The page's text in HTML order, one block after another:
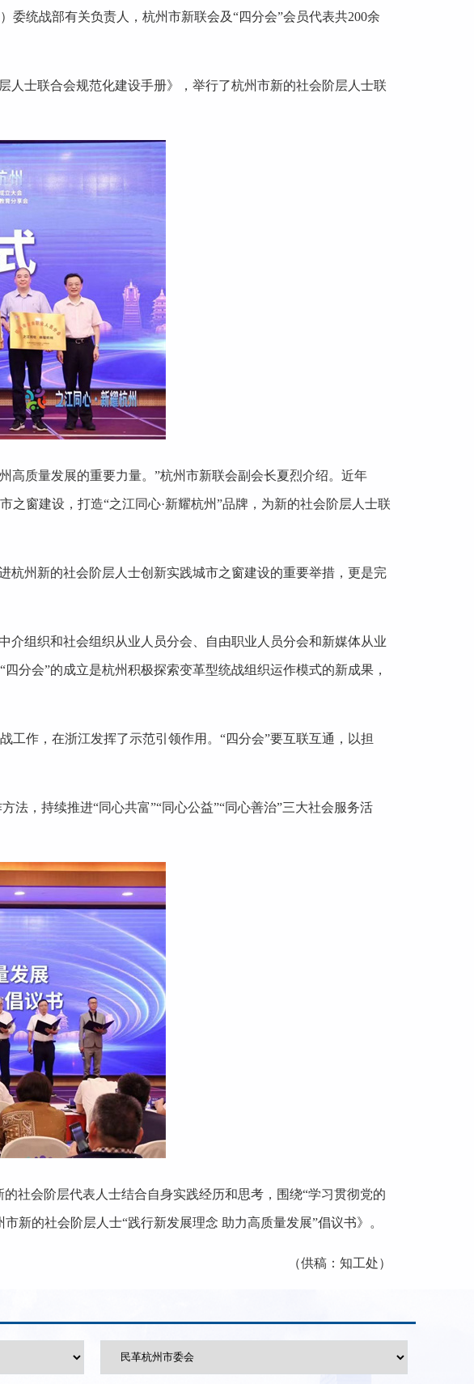
统战部有关负责人，杭州市新联会及“四分会”会员代表共200余
人士联合会规范化建设手册》，举行了杭州市新的社会阶层人士联
高质量发展的重要力量。”杭州市新联会副会长夏烈介绍。近年
之窗建设，打造“之江同心·新耀杭州”品牌，为新的社会阶层人士联
杭州新的社会阶层人士创新实践城市之窗建设的重要举措，更是完
介组织和社会组织从业人员分会、自由职业人员分会和新媒体从业
分会”的成立是杭州积极探索变革型统战组织运作模式的新成果，
作，在浙江发挥了示范引领作用。“四分会”要互联互通，以担
法，持续推进“同心共富”“同心公益”“同心善治”三大社会服务活
社会阶层代表人士结合自身实践经历和思考，围绕“学习贯彻党的
新的社会阶层人士“践行新发展理念 助力高质量发展”倡议书》。
（供稿：知工处）